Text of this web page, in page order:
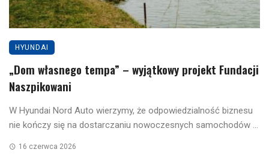
HYUNDAI
„Dom własnego tempa” – wyjątkowy projekt Fundacji
Naszpikowani
W Hyundai Nord Auto wierzymy, że odpowiedzialność biznesu
nie kończy się na dostarczaniu nowoczesnych samochodów ...
16 czerwca 2026